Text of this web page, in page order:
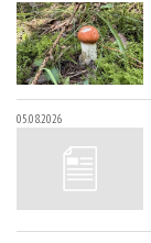
05.08.2026